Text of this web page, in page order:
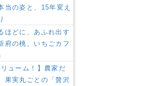
当の姿と、15年変え
ほどに、あふれ出す
府の桃、いちごカフ
ューム！】農家だ
果実丸ごとの「贅沢